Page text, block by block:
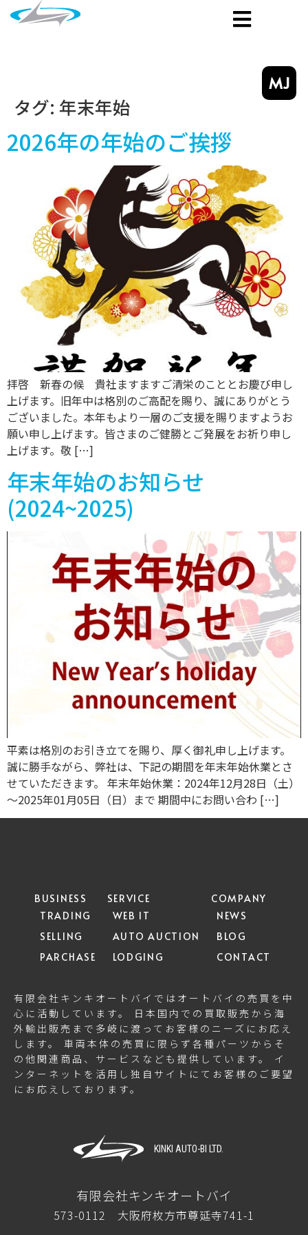
MJ
タグ: 年末年始
2026年の年始のご挨拶
拝啓 新春の候 貴社ますますご清栄のこととお慶び申し
上げます。旧年中は格別のご高配を賜り、誠にありがとう
ございました。本年もより一層のご支援を賜りますようお
願い申し上げます。皆さまのご健勝とご発展をお祈り申し
上げます。敬 […]
年末年始のお知らせ
(2024~2025)
平素は格別のお引き立てを賜り、厚く御礼申し上げます。
誠に勝手ながら、弊社は、下記の期間を年末年始休業とさ
せていただきます。 年末年始休業：2024年12月28日（土）
～2025年01月05日（日）まで 期間中にお問い合わ […]
BUSINESS
TRADING
SELLING
PARCHASE
SERVICE
WEB IT
AUTO AUCTION
LODGING
COMPANY
NEWS
BLOG
CONTACT
有限会社キンキオートバイではオートバイの売買を中
心に活動しています。 日本国内での買取販売から海
外輸出販売まで多岐に渡ってお客様のニーズにお応え
します。 車両本体の売買に限らず各種パーツからそ
の他関連商品、サービスなども提供しています。 イ
ンターネットを活用し独自サイトにてお客様のご要望
にお応えしております。
KINKI AUTO-BI LTD.
有限会社キンキオートバイ
573-0112 大阪府枚方市尊延寺741-1